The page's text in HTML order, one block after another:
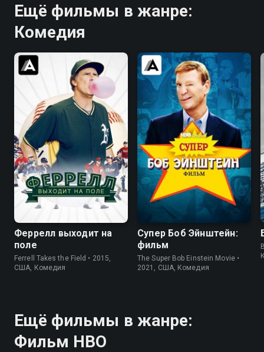
Ещё фильмы в жанре:
Комедия
6.2 5.8
Феррелл выходит на
поле
Ferrell Takes the Field • 2015,
США, Комедия
7.1 7.3
Супер Боб Эйнштейн:
фильм
The Super Bob Einstein Movie •
2021, США, Комедия
Ещё фильмы в жанре:
Фильм HBO